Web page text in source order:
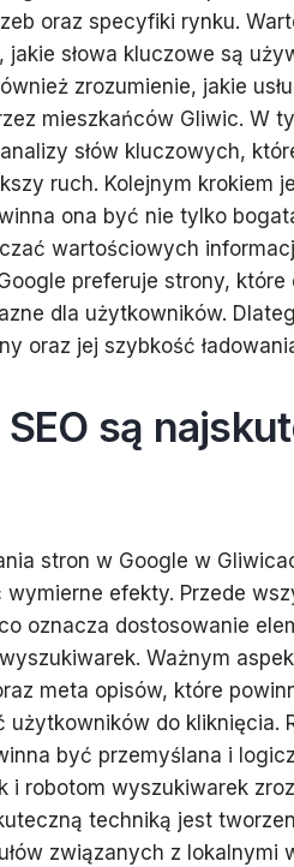
oraz specyfiki rynku.
słowa kluczowe są
zrozumienie, jakie
mieszkańców Gliwic. W
słów kluczowych,
ruch. Kolejnym krokiem
ona być nie tylko
wartościowych
preferuje strony, które
dla użytkowników.
oraz jej szybkość
są
stron w Google w
wymierne efekty. Przede
oznacza dostosowanie
Ważnym
meta opisów, które
użytkowników do kliknięcia.
być przemyślana i
i robotom wyszukiwarek
techniką jest
związanych z lokalnymi